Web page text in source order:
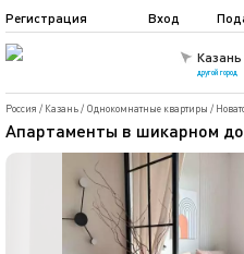
Казань
другой город
Регистрация Вход
Россия / Казань/ Однокомнатные квартиры /
Апартаменты в шикарном